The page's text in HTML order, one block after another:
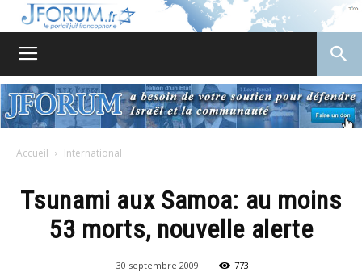
Accueil International
Tsunami aux Samoa: au moins
53 morts, nouvelle alerte
30 septembre 2009 773